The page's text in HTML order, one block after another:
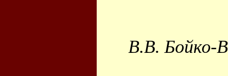
В.В. Бойко-